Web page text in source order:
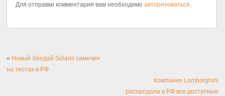
Для отправки комментария вам необходимоавторизоваться.
« Новый Хёндай Solaris замечен
на тестах в РФ
Компания Lamborghini
распродала в РФ все доступные